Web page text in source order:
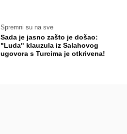
Spremni su na sve
Sada je jasno zašto je došao:
"Luda" klauzula iz Salahovog
ugovora s Turcima je otkrivena!